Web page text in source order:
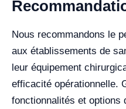
Nous recommandons le
aux établissements de
leur équipement
efficacité opérationnelle.
fonctionnalités et options